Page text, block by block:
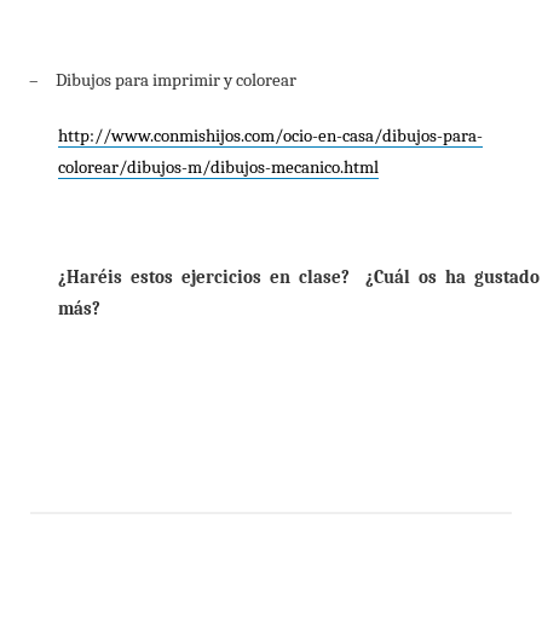
– Dibujos para imprimir y colorear
http://www.conmishijos.com/ocio-en-casa/dibujos-para-
colorear/dibujos-m/dibujos-mecanico.html
¿Haréis estos ejercicios en clase?
¿Cuál os ha gustado
más?